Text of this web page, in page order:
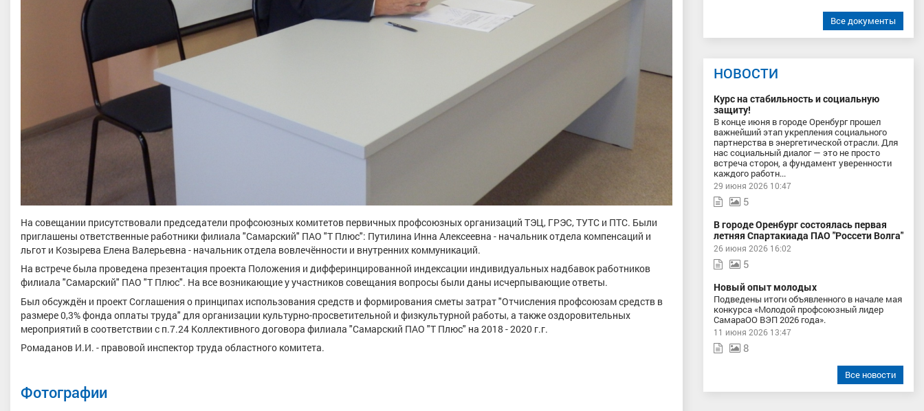
На совещании присутствовали председатели профсоюзных комитетов первичных профсоюзных организаций ТЭЦ, ГРЭС, ТУТС и ПТС. Были
приглашены ответственные работники филиала "Самарский" ПАО "Т Плюс": Путилина Инна Алексеевна - начальник отдела компенсаций и
льгот и Козырева Елена Валерьевна - начальник отдела вовлечённости и внутренних коммуникаций.
На встрече была проведена презентация проекта Положения и дифферинцированной индексации индивидуальных надбавок работников
филиала "Самарский" ПАО "Т Плюс". На все возникающие у участников совещания вопросы были даны исчерпывающие ответы.
Был обсуждён и проект Соглашения о принципах использования средств и формирования сметы затрат "Отчисления профсоюзам средств в
размере 0,3% фонда оплаты труда" для организации культурно-просветительной и физкультурной работы, а также оздоровительных
мероприятий в соответствии с п.7.24 Коллективного договора филиала "Самарский ПАО "Т Плюс" на 2018 - 2020 г.г.
Ромаданов И.И. - правовой инспектор труда областного комитета.
Фотографии
Все документы
НОВОСТИ
Курс на стабильность и социальную
защиту!
В конце июня в городе Оренбург прошел
важнейший этап укрепления социального
партнерства в энергетической отрасли. Для
нас социальный диалог — это не просто
встреча сторон, а фундамент уверенности
каждого работн...
29 июня 2026 10:47
5
В городе Оренбург состоялась первая
летняя Спартакиада ПАО "Россети Волга"
26 июня 2026 16:02
5
Новый опыт молодых
Подведены итоги объявленного в начале мая
конкурса «Молодой профсоюзный лидер
СамараОО ВЭП 2026 года».
11 июня 2026 13:47
8
Все новости